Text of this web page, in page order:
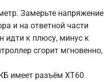
Замерьте напряжение
и на ответной части
идти к плюсу, минус к
сгорит мгновенно,
имеет разъём XT60